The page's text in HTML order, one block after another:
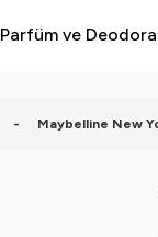
Parfüm ve
- Maybelline New